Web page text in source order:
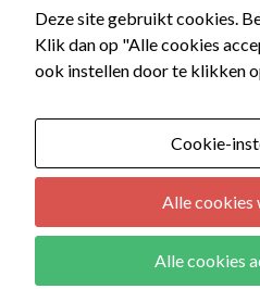
Deze site gebruikt cookies.
Klik dan op "Alle cookies
ook instellen door te klikken
Cookie-
Alle cookies
Alle cookies